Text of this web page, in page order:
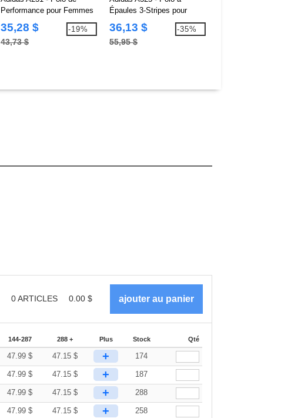
Performance pour Femmes
35,28 $
43,73 $
-19%
Épaules 3-Stripes pour
36,13 $
55,95 $
-35%
0ARTICLES 0.00 $
144-287 288 + Plus Stock Qté
47.99$ 47.15$ + 174
47.99$ 47.15$ + 187
47.99$ 47.15$ + 288
47.99$ 47.15$ + 258